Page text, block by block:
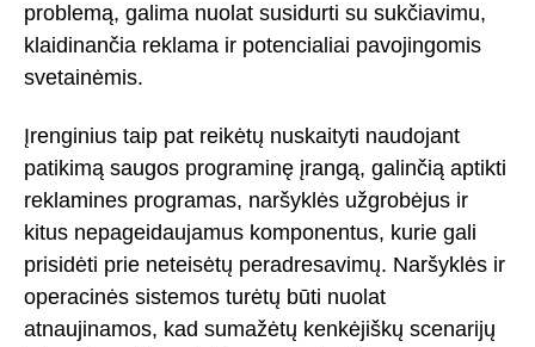
problemą, galima nuolat susidurti su sukčiavimu,
klaidinančia reklama ir potencialiai pavojingomis
svetainėmis.
Įrenginius taip pat reikėtų nuskaityti naudojant
patikimą saugos programinę įrangą, galinčią aptikti
reklamines programas, naršyklės užgrobėjus ir
kitus nepageidaujamus komponentus, kurie gali
prisidėti prie neteisėtų peradresavimų. Naršyklės ir
operacinės sistemos turėtų būti nuolat
atnaujinamos, kad sumažėtų kenkėjiškų scenarijų